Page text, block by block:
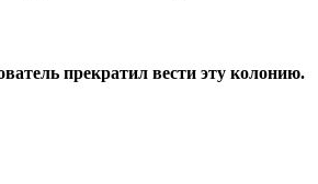
прекратил вести эту колонию.